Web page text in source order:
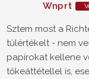
Wnprt
Sztem most a
túlértékelt - nem
papírokat kellene
tőkeáttétellel is,